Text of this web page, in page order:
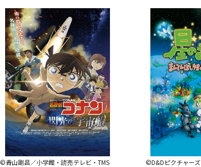
©青山剛昌／小学館・読売テレビ・TMS
©D&Dピクチャーズ